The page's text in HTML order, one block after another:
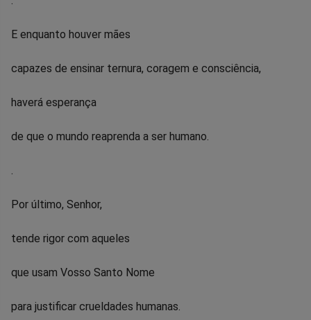
E enquanto houver mães
capazes de ensinar ternura, coragem e consciência,
haverá esperança
de que o mundo reaprenda a ser humano.
Por último, Senhor,
tende rigor com aqueles
que usam Vosso Santo Nome
para justificar crueldades humanas.